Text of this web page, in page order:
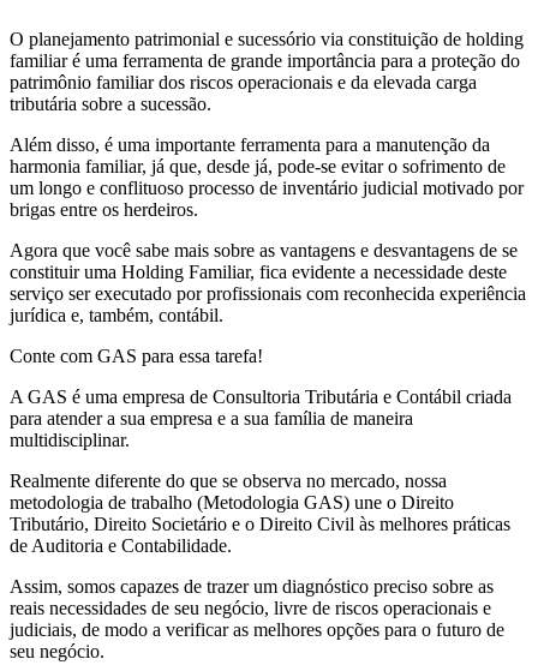
O planejamento patrimonial e sucessório via constituição de holding
familiar é uma ferramenta de grande importância para a proteção do
patrimônio familiar dos riscos operacionais e da elevada carga
tributária sobre a sucessão.
Além disso, é uma importante ferramenta para a manutenção da
harmonia familiar, já que, desde já, pode-se evitar o sofrimento de
um longo e conflituoso processo de inventário judicial motivado por
brigas entre os herdeiros.
Agora que você sabe mais sobre as vantagens e desvantagens de se
constituir uma Holding Familiar, fica evidente a necessidade deste
serviço ser executado por profissionais com reconhecida experiência
jurídica e, também, contábil.
Conte com GAS para essa tarefa!
A GAS é uma empresa de Consultoria Tributária e Contábil criada
para atender a sua empresa e a sua família de maneira
multidisciplinar.
Realmente diferente do que se observa no mercado, nossa
metodologia de trabalho (Metodologia GAS) une o Direito
Tributário, Direito Societário e o Direito Civil às melhores práticas
de Auditoria e Contabilidade.
Assim, somos capazes de trazer um diagnóstico preciso sobre as
reais necessidades de seu negócio, livre de riscos operacionais e
judiciais, de modo a verificar as melhores opções para o futuro de
seu negócio.